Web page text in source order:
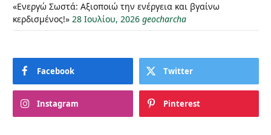
«Ενεργώ Σωστά: Αξιοποιώ την ενέργεια και βγαίνω
κερδισμένος!» 28 Ιουλίου, 2026 geocharcha
Facebook Twitter
Instagram Pinterest